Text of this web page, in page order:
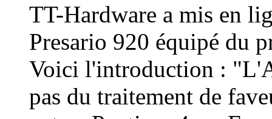
TT-Hardware a mis en
Presario 920 équipé du
Voici l'introduction :
pas du traitement de